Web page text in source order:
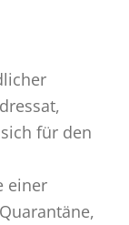
für den
einer